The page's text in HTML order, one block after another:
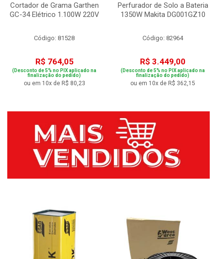
Cortador de Grama Garthen
GC-34 Elétrico 1.100W 220V
Código: 81528
R$ 764,05
(Desconto de 5% no PIX aplicado na
finalização do pedido)
ou em 10x de R$ 80,23
Perfurador de Solo a Bateria
1350W Makita DG001GZ10
Código: 82964
R$ 3.449,00
(Desconto de 5% no PIX aplicado na
finalização do pedido)
ou em 10x de R$ 362,15